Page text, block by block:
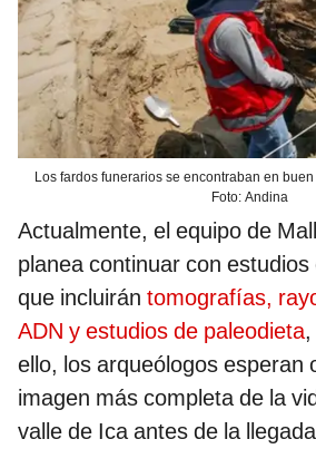
Los fardos funerarios se encontraban en
Foto: Andina
Actualmente, el equipo de
planea continuar con
que incluirán tomografías,
ADN y estudios de paleodieta,
ello, los arqueólogos esperan
imagen más completa de la
valle de Ica antes de la